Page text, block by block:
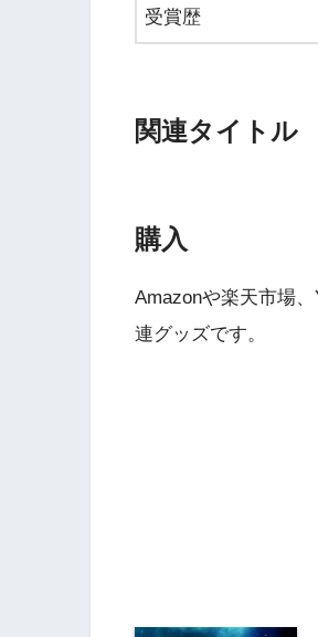
受賞歴
関連タイトル
購入
Amazonや楽天市場
連グッズです。